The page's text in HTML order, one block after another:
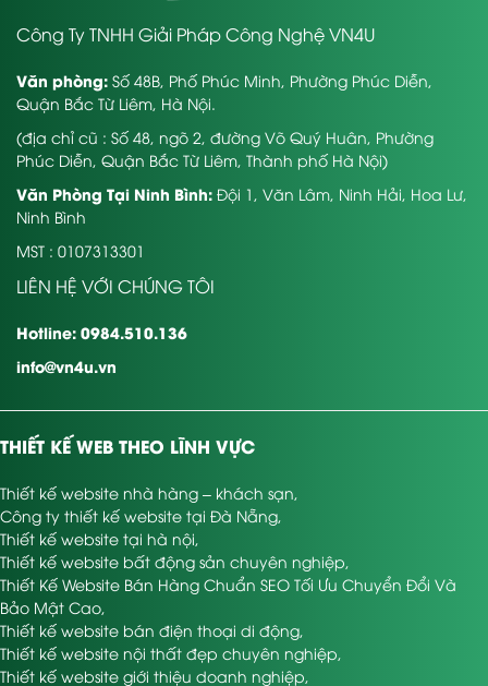
Công Ty TNHH Giải Pháp Công Nghệ VN4U
Văn phòng: Số 48B, Phố Phúc Minh, Phường Phúc Diễn,
Quận Bắc Từ Liêm, Hà Nội.
(địa chỉ cũ : Số 48, ngõ 2, đường Võ Quý Huân, Phường
Phúc Diễn, Quận Bắc Từ Liêm, Thành phố Hà Nội)
Văn Phòng Tại Ninh Bình: Đội 1, Văn Lâm, Ninh Hải, Hoa Lư,
Ninh Bình
MST : 0107313301
LIÊN HỆ VỚI CHÚNG TÔI
Hotline: 0984.510.136
info@vn4u.vn
THIẾT KẾ WEB THEO LĨNH VỰC
Thiết kế website nhà hàng – khách sạn,
Công ty thiết kế website tại Đà Nẵng,
Thiết kế website tại hà nội,
Thiết kế website bất động sản chuyên nghiệp,
Thiết Kế Website Bán Hàng Chuẩn SEO Tối Ưu Chuyển Đổi Và
Bảo Mật Cao,
Thiết kế website bán điện thoại di động,
Thiết kế website nội thất đẹp chuyên nghiệp,
Thiết kế website giới thiệu doanh nghiệp,